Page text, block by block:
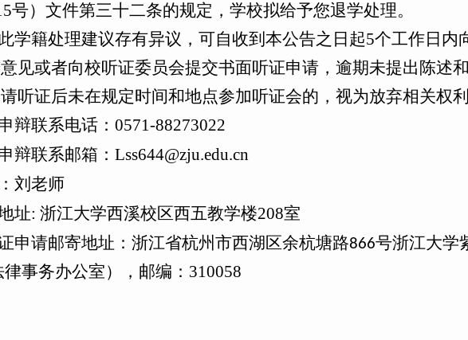
号）文件第三十二条的规定，学校拟给予您退学处理。
学籍处理建议存有异议， 可 自收到本公告之日起5个工作日内
见或者向校听证委员会提交书面听证申请，逾期未提出陈述
听证后未在规定时间和地点参加听证会的，视为放弃相关权利
辩联系电话： 0571-88273022
辩联系邮箱： Lss644@zju.edu.cn
刘 老师
址: 浙江大学西溪校区西五教学楼208室
申请邮寄地址：浙江省杭州市西湖区余杭塘路866号浙江大学
律事务办公室），邮编： 310058